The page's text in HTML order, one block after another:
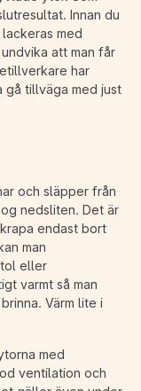
Innan du
med
att man får
har
gå tillväga med just
och släpper från
nedsliten. Det är
endast bort
man
eller
varmt så man
Värm lite i
med
ventilation och